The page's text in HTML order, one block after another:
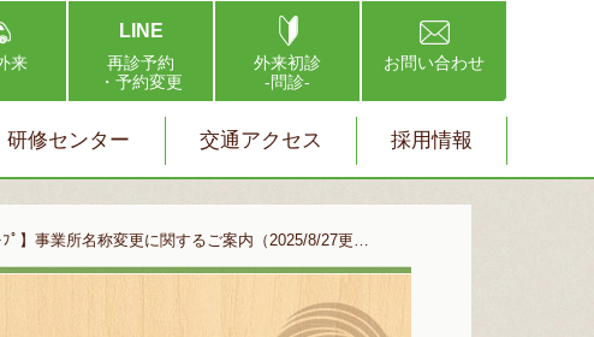
来
LINE
再診予約
・予約変更
外来初診
-問診-
お問い合わせ
研修センター 交通アクセス 採用情報
ﾌﾟ】事業所名称変更に関するご案内（2025/8/27更…